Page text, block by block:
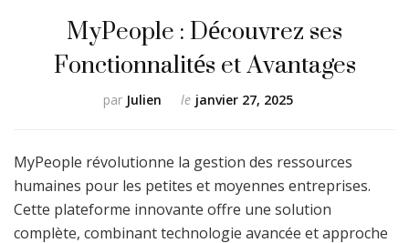
MyPeople : Découvrez ses
Fonctionnalités et Avantages
par Julien le janvier 27, 2025
MyPeople révolutionne la gestion des ressources
humaines pour les petites et moyennes entreprises.
Cette plateforme innovante offre une solution
complète, combinant technologie avancée et approche